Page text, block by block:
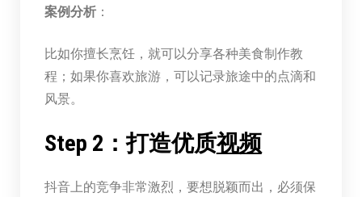
案例分析：
比如你擅长烹饪，就可以分享各种美食制作教
程；如果你喜欢旅游，可以记录旅途中的点滴和
风景。
Step 2：打造优质视频
抖音上的竞争非常激烈，要想脱颖而出，必须保